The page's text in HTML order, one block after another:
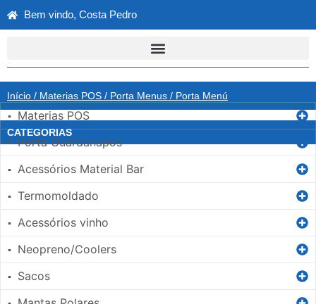
Bem vindo, Costa Pedro
Início / Materias POS / Porta Menus / Porta Menú
CATEGORIAS
▪ Materias POS
▪ Porta Guardanapos
▪ Acessórios Material Bar
▪ Termomoldado
▪ Acessórios vinho
▪ Neopreno/Coolers
▪ Sacos